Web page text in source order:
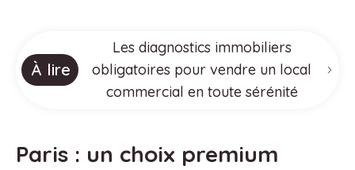
À lire
Les diagnostics immobiliers
obligatoires pour vendre un local
commercial en toute sérénité
Paris : un choix premium